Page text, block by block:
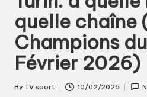
n
T
V
s
quelle chaîne
Champions
Février 2026)
Posted
By TV sport 10/02/2026